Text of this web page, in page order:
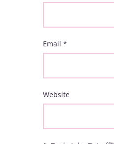
Email *
Website